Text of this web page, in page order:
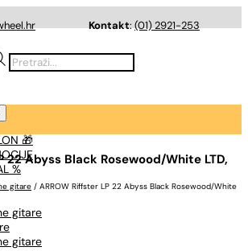
Kontakt:(01) 2921-253
Products
search
🎁
%
gitare
gitare
22 Abyss Black Rosewood/White LTD,
gitare / ARROW Riffster LP 22 Abyss Black Rosewood/White